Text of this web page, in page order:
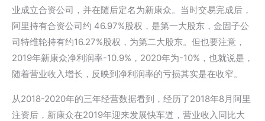
业成立合资公司，并在随后定名为新康众。当时交易完成后，
阿里持有合资公司约 46.97%股权，是第一大股东，金固子公
司特维轮持有约16.27%股权，为第二大股东。但也要注意，
2019年新康众净利润率-10.9%，2020年为-10%，也就说是，
随着营业收入增长，反映到净利润率的亏损其实是在收窄。
从2018-2020年的三年经营数据看到，经历了2018年8月阿里
注资后，新康众在2019年迎来发展快车道，营业收入同比大